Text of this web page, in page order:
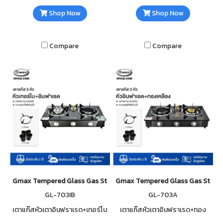
Shop Now
Compare
หัวเตาแบบดาวกระจาย
Shop Now
Compare
Gmax Tempered Glass Gas Stove 3 Mix Burner GL-703IB
GL-703IB
เตาแก๊สหัวเตาอินฟราเรด+เทอร์โบ
Gmax Tempered Glass Gas
GL-703A
เตาแก๊สหัวเตาอินฟราเรด+ทอง